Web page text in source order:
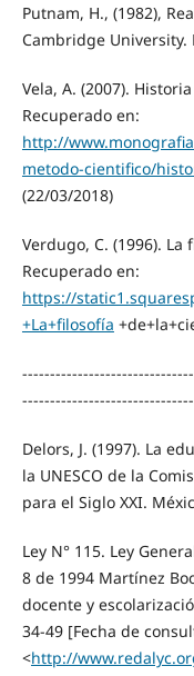
Putnam, H., (1982),
Cambridge University.
Vela, A. (2007).
Recuperado en:
http://
metodo-cientifico/
(22/03/2018)
Verdugo, C. (1996).
Recuperado en:
https://
+La+filosofía
Delors, J. (1997). La
la UNESCO de la
para el Siglo XXI.
Ley N° 115. Ley
8 de 1994 Martínez
docente y
34-49 [Fecha de
<http://